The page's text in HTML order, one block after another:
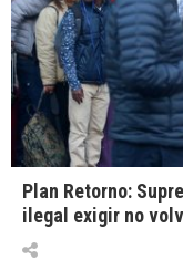
Plan Retorno:
ilegal exigir no